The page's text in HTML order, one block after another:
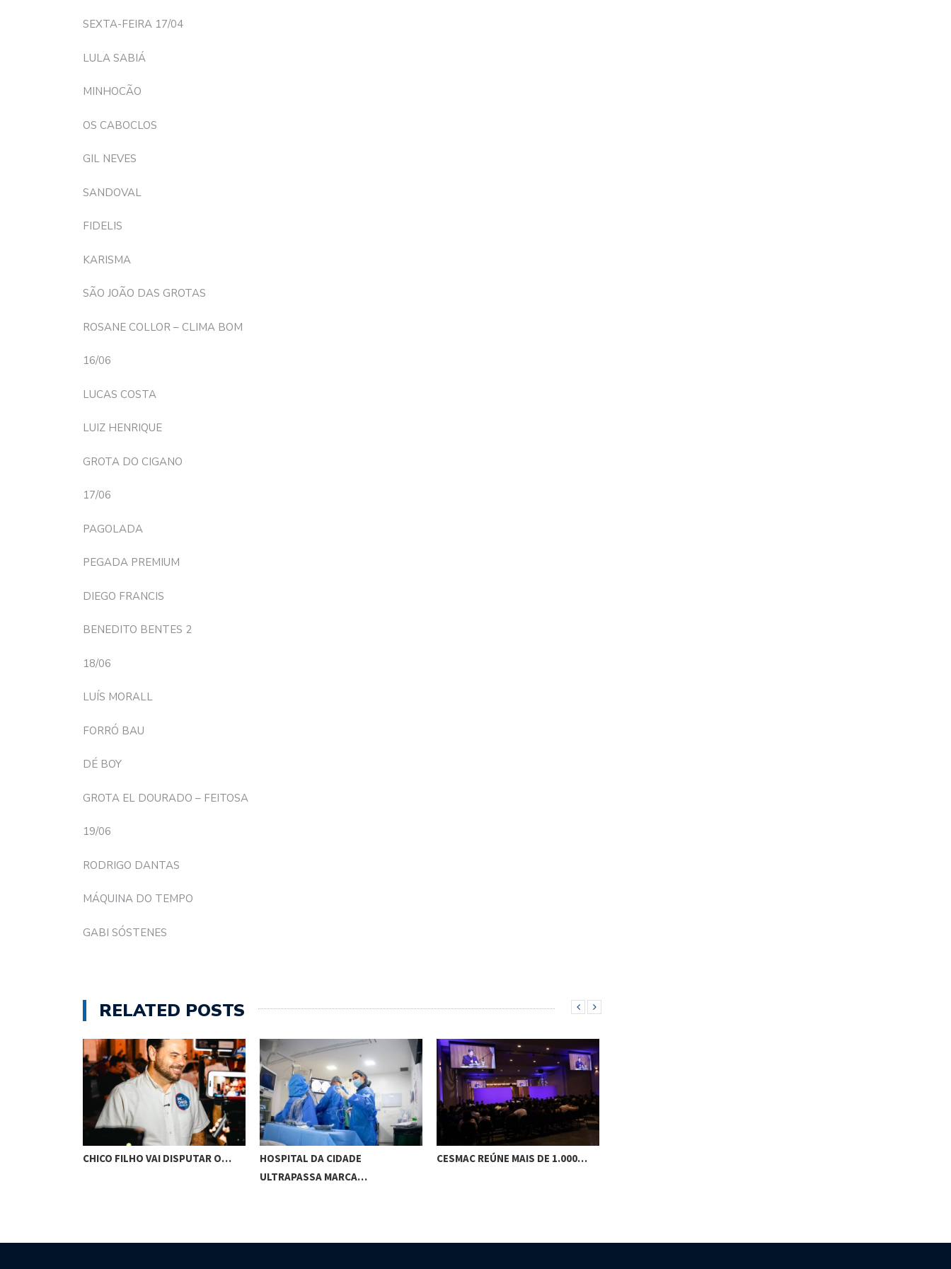
SEXTA-FEIRA 17/04
LULA SABIÁ
MINHOCÃO
OS CABOCLOS
GIL NEVES
SANDOVAL
FIDELIS
KARISMA
SÃO JOÃO DAS GROTAS
ROSANE COLLOR – CLIMA BOM
16/06
LUCAS COSTA
LUIZ HENRIQUE
GROTA DO CIGANO
17/06
PAGOLADA
PEGADA PREMIUM
DIEGO FRANCIS
BENEDITO BENTES 2
18/06
LUÍS MORALL
FORRÓ BAU
DÉ BOY
GROTA EL DOURADO – FEITOSA
19/06
RODRIGO DANTAS
MÁQUINA DO TEMPO
GABI SÓSTENES
RELATED POSTS
CHICO FILHO VAI DISPUTAR O…
HOSPITAL DA CIDADE
ULTRAPASSA MARCA…
CESMAC REÚNE MAIS DE 1.000…